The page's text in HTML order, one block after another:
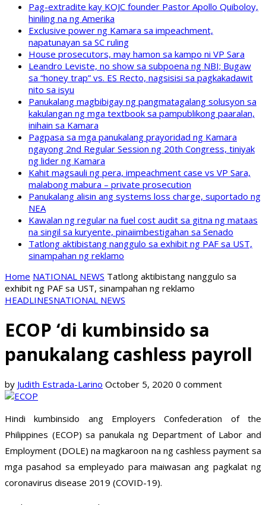
Pag-extradite kay KOJC founder Pastor Apollo Quiboloy,
hiniling na ng Amerika
Exclusive power ng Kamara sa impeachment,
napatunayan sa SC ruling
House prosecutors, may hamon sa kampo ni VP Sara
Leandro Leviste, no show sa subpoena ng NBI; Bugaw
sa “honey trap” vs. ES Recto, nagsisisi sa pagkakadawit
nito sa isyu
Panukalang magbibigay ng pangmatagalang solusyon sa
kakulangan ng mga textbook sa pampublikong paaralan,
inihain sa Kamara
Pagpasa sa mga panukalang prayoridad ng Kamara
ngayong 2nd Regular Session ng 20th Congress, tiniyak
ng lider ng Kamara
Kahit magsauli ng pera, impeachment case vs VP Sara,
malabong mabura – private prosecution
Panukalang alisin ang systems loss charge, suportado ng
NEA
Kawalan ng regular na fuel cost audit sa gitna ng mataas
na singil sa kuryente, pinaiimbestigahan sa Senado
Tatlong aktibistang nanggulo sa exhibit ng PAF sa UST,
sinampahan ng reklamo
Home NATIONAL NEWS Tatlong aktibistang nanggulo sa
exhibit ng PAF sa UST, sinampahan ng reklamo
HEADLINESNATIONAL NEWS
ECOP ‘di kumbinsido sa
panukalang cashless payroll
by Judith Estrada-Larino October 5, 2020 0 comment
Hindi kumbinsido ang Employers Confederation of the
Philippines (ECOP) sa panukala ng Department of Labor and
Employment (DOLE) na magkaroon na ng cashless payment sa
mga pasahod sa empleyado para maiwasan ang pagkalat ng
coronavirus disease 2019 (COVID-19).